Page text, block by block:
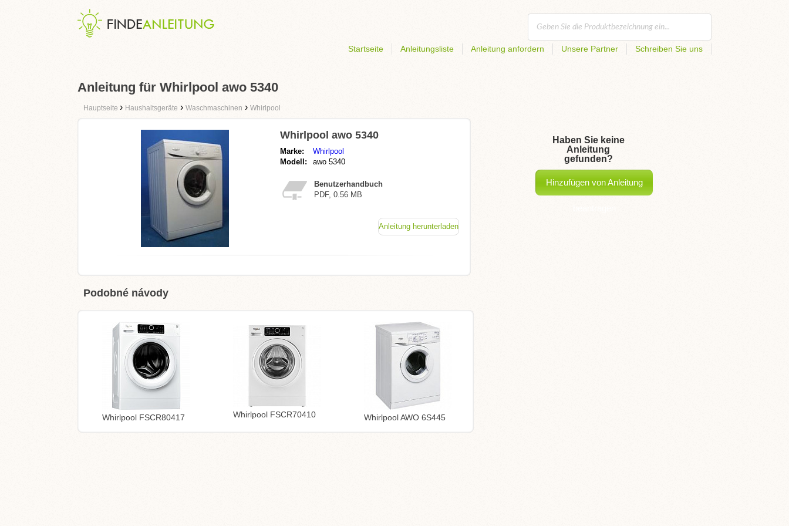
Startseite Anleitungsliste Anleitung anfordern Unsere Partner Schreiben Sie uns
Anleitung für Whirlpool awo 5340
Hauptseite › Haushaltsgeräte › Waschmaschinen › Whirlpool
Whirlpool awo 5340
Marke:
Whirlpool
Modell:
awo 5340
Benutzerhandbuch
PDF, 0.56 MB
Anleitung herunterladen
Podobné návody
Whirlpool FSCR80417 Whirlpool FSCR70410 Whirlpool AWO 6S445
Haben Sie keine
Anleitung
gefunden?
Hinzufügen von Anleitung